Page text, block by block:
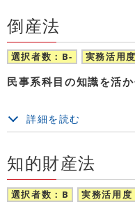
倒産法
選択者数：B- 実務活用
民事系科目の知識を活
詳細を読む
知的財産法
選択者数：B 実務活用度